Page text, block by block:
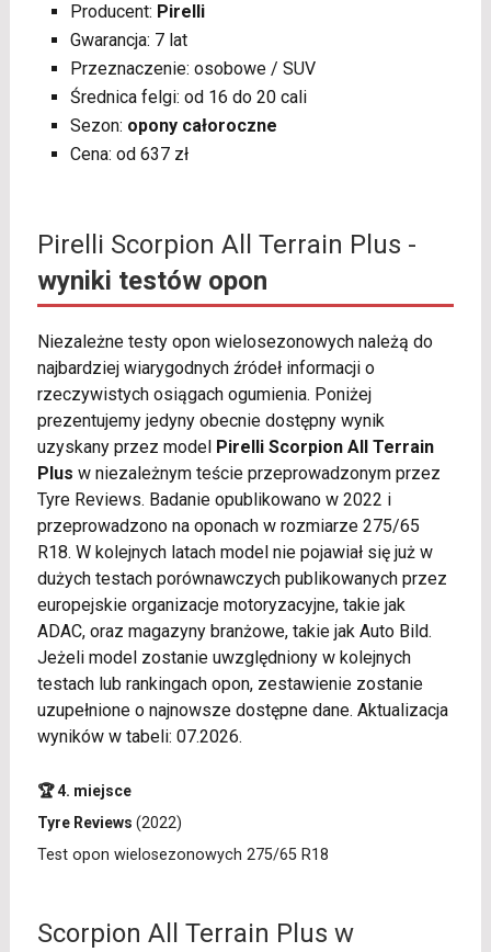
Producent: Pirelli
Gwarancja: 7 lat
Przeznaczenie: osobowe / SUV
Średnica felgi: od 16 do 20 cali
Sezon: opony całoroczne
Cena: od 637 zł
Pirelli Scorpion All Terrain Plus -
wyniki testów opon
Niezależne testy opon wielosezonowych należą do
najbardziej wiarygodnych źródeł informacji o
rzeczywistych osiągach ogumienia. Poniżej
prezentujemy jedyny obecnie dostępny wynik
uzyskany przez model Pirelli Scorpion All Terrain
Plus w niezależnym teście przeprowadzonym przez
Tyre Reviews. Badanie opublikowano w 2022 i
przeprowadzono na oponach w rozmiarze 275/65
R18. W kolejnych latach model nie pojawiał się już w
dużych testach porównawczych publikowanych przez
europejskie organizacje motoryzacyjne, takie jak
ADAC, oraz magazyny branżowe, takie jak Auto Bild.
Jeżeli model zostanie uwzględniony w kolejnych
testach lub rankingach opon, zestawienie zostanie
uzupełnione o najnowsze dostępne dane. Aktualizacja
wyników w tabeli: 07.2026.
🏆 4. miejsce
Tyre Reviews (2022)
Test opon wielosezonowych 275/65 R18
Scorpion All Terrain Plus w